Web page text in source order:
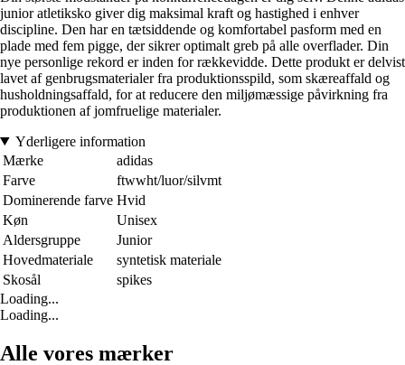
junior atletiksko giver dig maksimal kraft og hastighed i enhver
discipline. Den har en tætsiddende og komfortabel pasform med en
plade med fem pigge, der sikrer optimalt greb på alle overflader. Din
nye personlige rekord er inden for rækkevidde. Dette produkt er delvist
lavet af genbrugsmaterialer fra produktionsspild, som skæreaffald og
husholdningsaffald, for at reducere den miljømæssige påvirkning fra
produktionen af jomfruelige materialer.
Yderligere information
Mærke
adidas
Farve
ftwwht/luor/silvmt
Dominerende farve Hvid
Køn
Unisex
Aldersgruppe
Junior
Hovedmateriale
syntetisk materiale
Skosål
spikes
Loading...
Loading...
Alle vores mærker